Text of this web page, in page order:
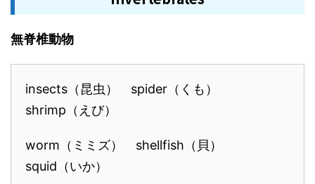
無脊椎動物
insects（昆虫） spider（くも）
shrimp（えび）
worm（ミミズ） shellfish（貝）
squid（いか）